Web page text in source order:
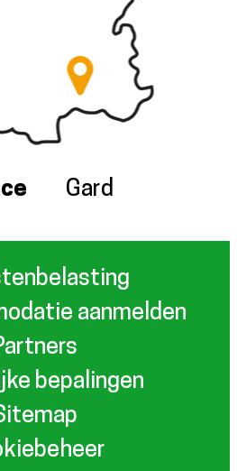
Gard
aanmelden
bepalingen